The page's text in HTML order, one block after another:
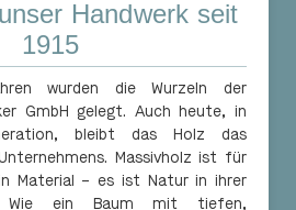
Handwerk seit
1915
wurden die Wurzeln der
GmbH gelegt. Auch heute, in
bleibt das Holz das
Massivholz ist für
Material – es ist Natur in ihrer
Wie ein Baum mit tiefen,